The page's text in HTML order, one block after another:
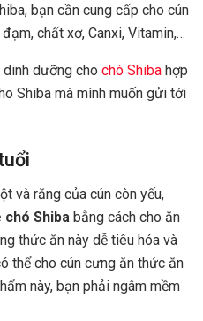
bạn cần cung cấp cho cún
chất xơ, Canxi, Vitamin,…
dưỡng cho chó Shiba hợp
Shiba mà mình muốn gửi tới
và răng của cún còn yếu,
chó Shiba bằng cách cho ăn
thức ăn này dễ tiêu hóa và
thể cho cún cưng ăn thức ăn
này, bạn phải ngâm mềm